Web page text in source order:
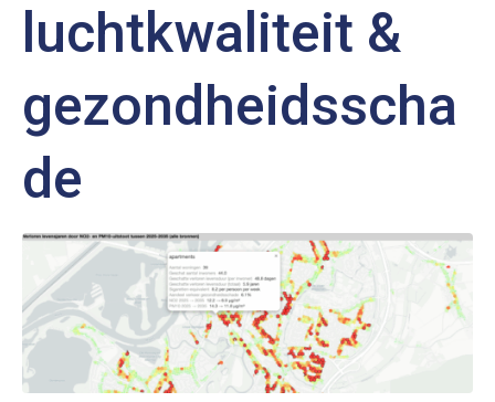
luchtkwaliteit &
gezondheidsscha
de